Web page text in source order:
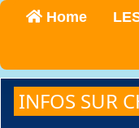
Home
INFOS SUR